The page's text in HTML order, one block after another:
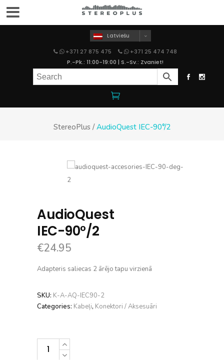
Latviešu
+371 27 875 475
+371 25 474 748
P.-Pk.: 11:00-19:00 | S.-Sv.: Zvaniet!
StereoPlus /AudioQuest IEC-90°/2
AudioQuest
IEC-90°/2
€24.95
Adapteris saliecas 2 ārējo tapu virzienā
SKU: K-A-AQ-IEC90-2
Categories: Kabeļi, Konektori / Aksesuāri
AudioQuest